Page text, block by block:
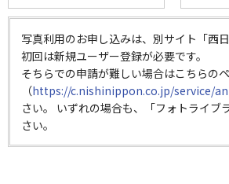
写真利用のお申し込みは、別サイト「西
初回は新規ユーザー登録が必要です。
そちらでの申請が難しい場合はこちらの
（https://c.nishinippon.co.jp/service/
さい。 いずれの場合も、「フォトライ
さい。